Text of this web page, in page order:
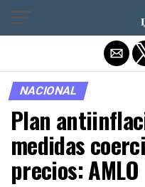
NACIONAL
Plan
medidas
precios: AMLO
Salir de